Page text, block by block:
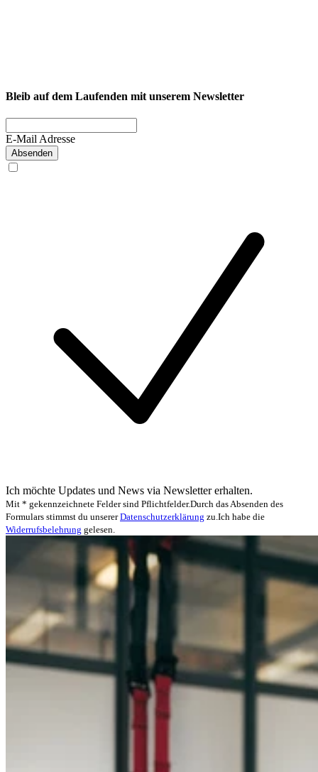
Bleib auf dem Laufenden mit unserem Newsletter
E-Mail Adresse
Absenden
Ich möchte Updates und News via Newsletter erhalten.
Mit * gekennzeichnete Felder sind Pflichtfelder.Durch das Absenden des
Formulars stimmst du unserer Datenschutzerklärung zu. Ich habe die
Widerrufsbelehrung gelesen.